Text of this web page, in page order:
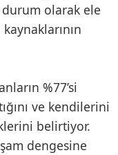
olarak ele
%77’si
ve kendilerini
belirtiyor.
dengesine